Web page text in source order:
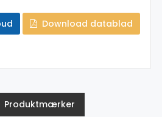
Download datablad
Produktmærker